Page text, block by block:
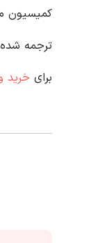
کمیسیون
ترجمه
برای خرید